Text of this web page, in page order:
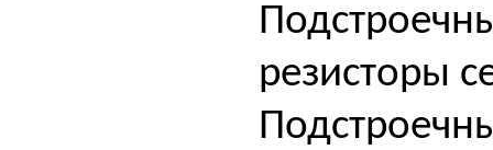
резисторы